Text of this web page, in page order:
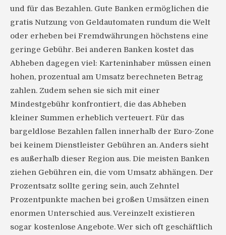
und für das Bezahlen. Gute Banken ermöglichen die
gratis Nutzung von Geldautomaten rundum die Welt
oder erheben bei Fremdwährungen höchstens eine
geringe Gebühr. Bei anderen Banken kostet das
Abheben dagegen viel: Karteninhaber müssen einen
hohen, prozentual am Umsatz berechneten Betrag
zahlen. Zudem sehen sie sich mit einer
Mindestgebühr konfrontiert, die das Abheben
kleiner Summen erheblich verteuert. Für das
bargeldlose Bezahlen fallen innerhalb der Euro-Zone
bei keinem Dienstleister Gebühren an. Anders sieht
es außerhalb dieser Region aus. Die meisten Banken
ziehen Gebühren ein, die vom Umsatz abhängen. Der
Prozentsatz sollte gering sein, auch Zehntel
Prozentpunkte machen bei großen Umsätzen einen
enormen Unterschied aus. Vereinzelt existieren
sogar kostenlose Angebote. Wer sich oft geschäftlich